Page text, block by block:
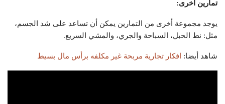
تمارين أخرى:
يوجد مجموعة أخرى من التمارين يمكن أن تساعد على شد الجسم،
مثل: نط الحبل، السباحة والجري، والمشي السريع.
شاهد أيضا: افكار تجارية مربحة غير مكلفه برأس مال بسيط